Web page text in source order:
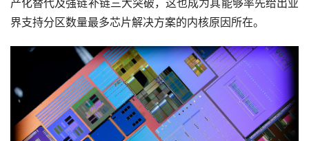
产化替代及强链补链三大突破，这也成为其能够率先给出业
界支持分区数量最多芯片解决方案的内核原因所在。